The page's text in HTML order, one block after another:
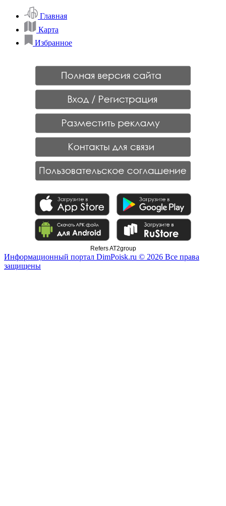
Главная
Карта
Избранное
Refers AT2group
Информационный портал DimPoisk.ru © 2026 Все права
защищены